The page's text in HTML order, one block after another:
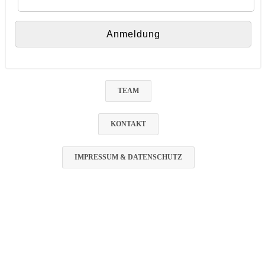
TEAM
KONTAKT
IMPRESSUM & DATENSCHUTZ